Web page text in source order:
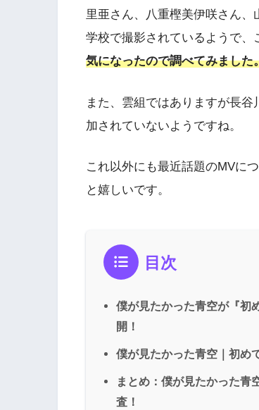
里亜さん、八重樫美伊咲さん
学校で撮影されているようで、
気になったので調べてみました
また、雲組ではありますが長
加されていないようですね。
これ以外にも最近話題のMVに
と嬉しいです。
目次
僕が見たかった青空が『初
開！
僕が見たかった青空｜初め
まとめ：僕が見たかった青
査！